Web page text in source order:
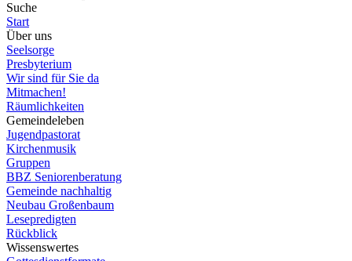
Suche
Start
Über uns
Seelsorge
Presbyterium
Wir sind für Sie da
Mitmachen!
Räumlichkeiten
Gemeindeleben
Jugendpastorat
Kirchenmusik
Gruppen
BBZ Seniorenberatung
Gemeinde nachhaltig
Neubau Großenbaum
Lesepredigten
Rückblick
Wissenswertes